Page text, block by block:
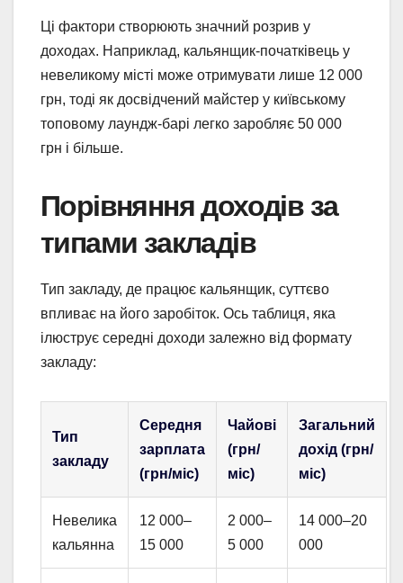
Ці фактори створюють значний розрив у
доходах. Наприклад, кальянщик-початківець у
невеликому місті може отримувати лише 12 000
грн, тоді як досвідчений майстер у київському
топовому лаундж-барі легко заробляє 50 000
грн і більше.
Порівняння доходів за
типами закладів
Тип закладу, де працює кальянщик, суттєво
впливає на його заробіток. Ось таблиця, яка
ілюструє середні доходи залежно від формату
закладу:
Тип
закладу
Середня
зарплата
(грн/міс)
Чайові
(грн/
міс)
Загальний
дохід (грн/
міс)
Невелика
кальянна
12 000–
15 000
2 000–
5 000
14 000–20
000